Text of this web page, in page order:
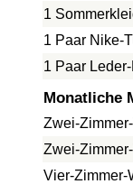
1
1 Paar Nike-
1 Paar
Monatliche
Zwei-
Zwei-
Vier-Zimmer-